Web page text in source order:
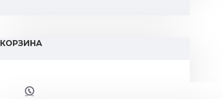
КОРЗИНА